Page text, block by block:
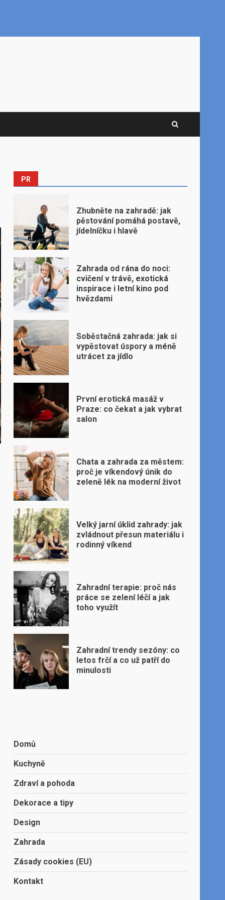
PR
Zhubněte na zahradě: jak
pěstování pomáhá postavě,
jídelníčku i hlavě
Zahrada od rána do noci:
cvičení v trávě, exotická
inspirace i letní kino pod
hvězdami
Soběstačná zahrada: jak si
vypěstovat úspory a méně
utrácet za jídlo
První erotická masáž v
Praze: co čekat a jak vybrat
salon
Chata a zahrada za městem:
proč je víkendový únik do
zeleně lék na moderní život
Velký jarní úklid zahrady: jak
zvládnout přesun materiálu i
rodinný víkend
Zahradní terapie: proč nás
práce se zelení léčí a jak
toho využít
Zahradní trendy sezóny: co
letos frčí a co už patří do
minulosti
Domů
Kuchyně
Zdraví a pohoda
Dekorace a tipy
Design
Zahrada
Zásady cookies (EU)
Kontakt